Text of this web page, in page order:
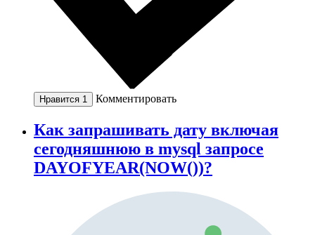
Нравится 1 Комментировать
Как запрашивать дату включая
сегодняшнюю в mysql запросе
DAYOFYEAR(NOW())?